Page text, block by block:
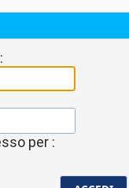
per :